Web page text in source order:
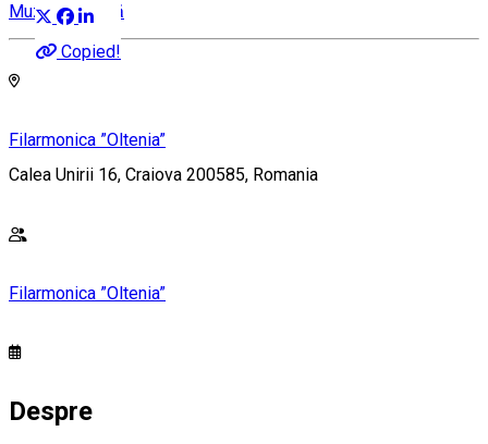
Copied!
Muzică clasică
Filarmonica ”Oltenia”
Calea Unirii 16, Craiova 200585, Romania
Filarmonica ”Oltenia”
Despre